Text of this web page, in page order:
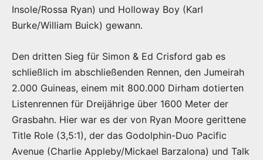
Insole/Rossa Ryan) und Holloway Boy (Karl
Burke/William Buick) gewann.
Den dritten Sieg für Simon & Ed Crisford gab es
schließlich im abschließenden Rennen, den Jumeirah
2.000 Guineas, einem mit 800.000 Dirham dotierten
Listenrennen für Dreijährige über 1600 Meter der
Grasbahn. Hier war es der von Ryan Moore gerittene
Title Role (3,5:1), der das Godolphin-Duo Pacific
Avenue (Charlie Appleby/Mickael Barzalona) und Talk